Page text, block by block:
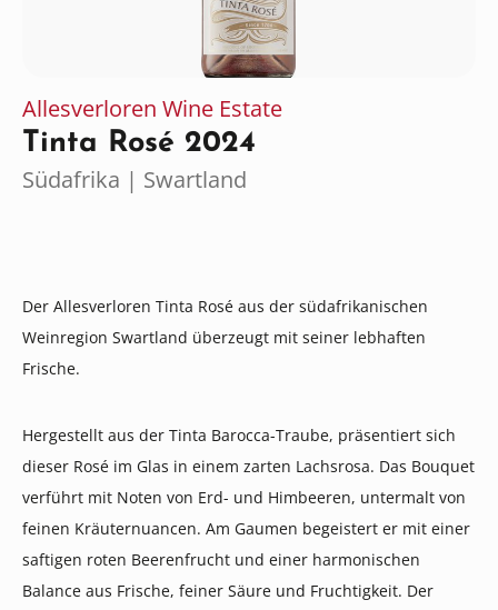
Allesverloren Wine Estate
Tinta Rosé 2024
Südafrika | Swartland
Der Allesverloren Tinta Rosé aus der südafrikanischen
Weinregion Swartland überzeugt mit seiner lebhaften
Frische.
Hergestellt aus der Tinta Barocca-Traube, präsentiert sich
dieser Rosé im Glas in einem zarten Lachsrosa. Das Bouquet
verführt mit Noten von Erd- und Himbeeren, untermalt von
feinen Kräuternuancen. Am Gaumen begeistert er mit einer
saftigen roten Beerenfrucht und einer harmonischen
Balance aus Frische, feiner Säure und Fruchtigkeit. Der